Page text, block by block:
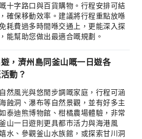
十字路口與百貨購物。行程安排可結
確保移動效率。建議將行程重點放喺
耗費過多時間喺交通上，更能深入探
能幫助您做出最適合嘅規劃。
，濟州島同釜山嘅一日遊各
動？
然風光與悠閒步調嘅家庭，行程可涵
蝕洞、瀑布等自然景觀，並有好多主
泰迪熊博物館、柑橘農場體驗，非常
山一日遊則更具都市活力與海港風
水、參觀釜山水族館，或探索甘川洞